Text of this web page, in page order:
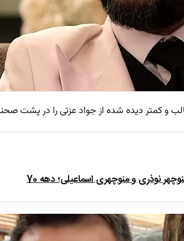
و کمتر دیده شده از جواد عزتی را در
نوذری و منوچهری اسماعیلی؛ دهه 70